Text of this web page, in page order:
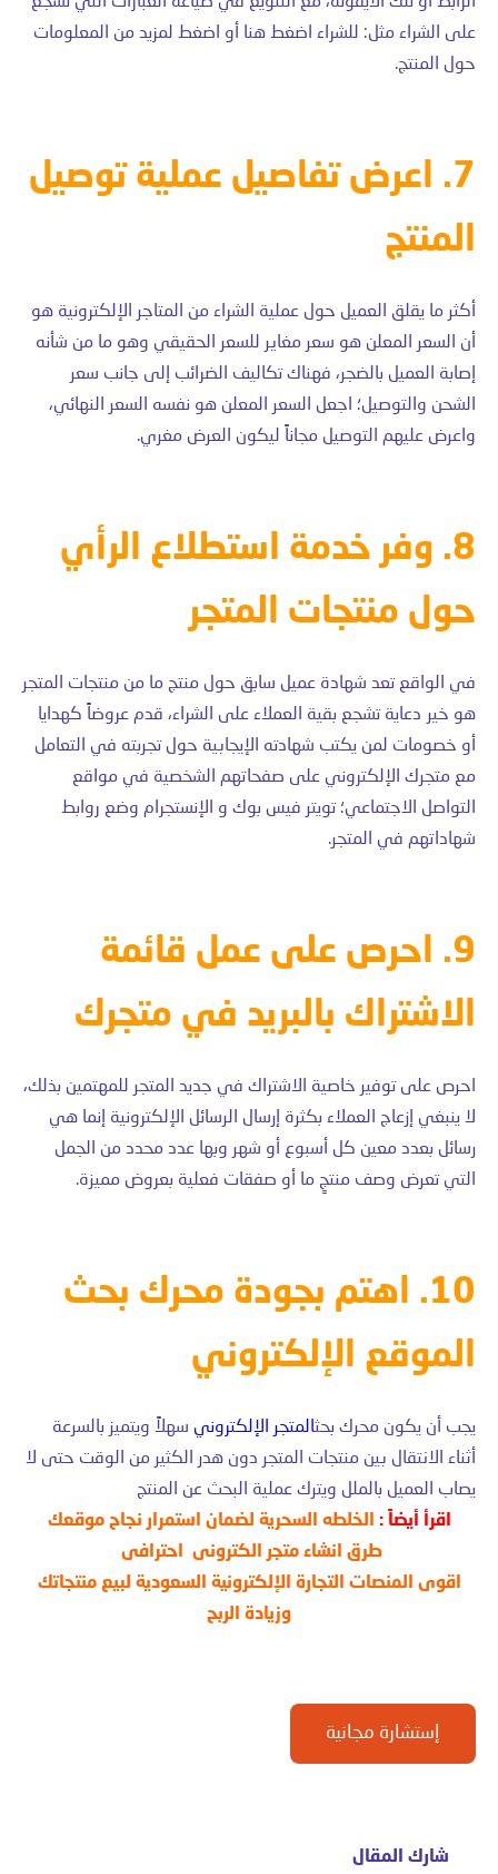
على الشراء مثل: للشراء اضغط هنا أو اضغط لمزيد من المعلومات
حول المنتج.
7. اعرض تفاصيل عملية توصيل
المنتج
أكثر ما يقلق العميل حول عملية الشراء من المتاجر الإلكترونية هو
أن السعر المعلن هو سعر مغاير للسعر الحقيقي وهو ما من شأنه
إصابة العميل بالضجر، فهناك تكاليف الضرائب إلى جانب سعر
الشحن والتوصيل؛ اجعل السعر المعلن هو نفسه السعر النهائي،
واعرض عليهم التوصيل مجاناً ليكون العرض مغري.
8. وفر خدمة استطلاع الرأي
حول منتجات المتجر
في الواقع تعد شهادة عميل سابق حول منتج ما من منتجات المتجر
هو خير دعاية تشجع بقية العملاء على الشراء، قدم عروضاً كهدايا
أو خصومات لمن يكتب شهادته الإيجابية حول تجربته في التعامل
مع متجرك الإلكتروني على صفحاتهم الشخصية في مواقع
التواصل الاجتماعي؛ تويتر فيس بوك و الإنستجرام وضع روابط
شهاداتهم في المتجر.
9. احرص على عمل قائمة
الاشتراك بالبريد في متجرك
احرص على توفير خاصية الاشتراك في جديد المتجر للمهتمين بذلك،
لا ينبغي إزعاج العملاء بكثرة إرسال الرسائل الإلكترونية إنما هي
رسائل بعدد معين كل أسبوع أو شهر وبها عدد محدد من الجمل
التي تعرض وصف منتجٍ ما أو صفقات فعلية بعروض مميزة.
10. اهتم بجودة محرك بحث
الموقع الإلكتروني
يجب أن يكون محرك بحثالمتجر الإلكتروني سهلاً ويتميز بالسرعة
أثناء الانتقال بين منتجات المتجر دون هدر الكثير من الوقت حتى لا
يصاب العميل بالملل ويترك عملية البحث عن المنتج
اقرأ أيضاً :
الخلطه السحرية لضمان استمرار نجاح موقعك
طرق انشاء متجر الكترونى احترافى
اقوى المنصات التجارة الإلكترونية السعودية لبيع منتجاتك
وزيادة الربح
إستشارة مجانية
شارك المقال